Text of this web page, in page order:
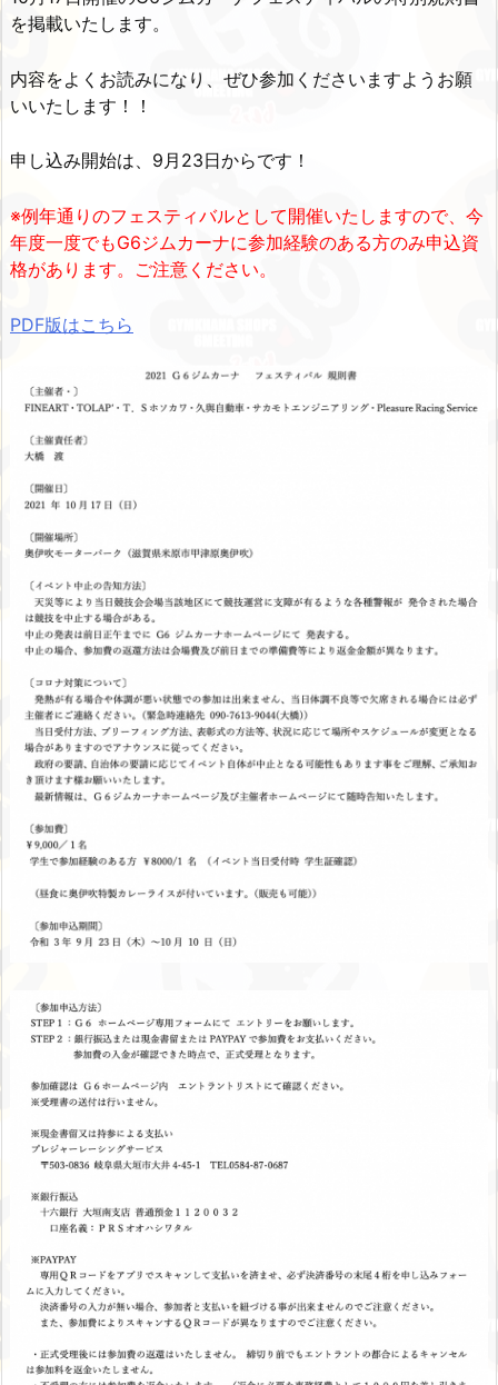
を掲載いたします。
内容をよくお読みになり、ぜひ参加くださいますようお願
いいたします！！
申し込み開始は、9月23日からです！
※例年通りのフェスティバルとして開催いたしますので、今
年度一度でもG6ジムカーナに参加経験のある方のみ申込資
格があります。ご注意ください。
PDF版はこちら